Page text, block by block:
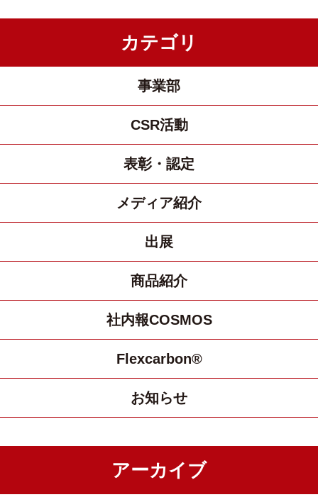
カテゴリ
事業部
CSR活動
表彰・認定
メディア紹介
出展
商品紹介
社内報COSMOS
Flexcarbon®
お知らせ
アーカイブ